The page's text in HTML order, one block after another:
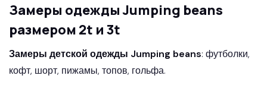
Замеры одежды Jumping beans
размером 2t и 3t
Замеры детской одежды Jumping beans: футболки,
кофт, шорт, пижамы, топов, гольфа.